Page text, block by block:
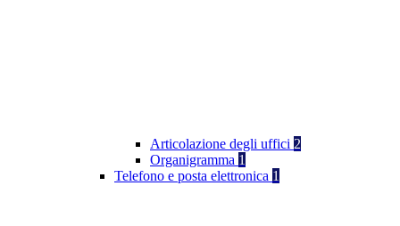
Articolazione degli uffici 2
Organigramma 1
Telefono e posta elettronica 1